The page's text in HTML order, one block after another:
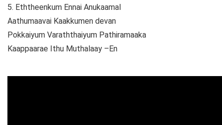
5. Eththeenkum Ennai Anukaamal
Aathumaavai Kaakkumen devan
Pokkaiyum Varaththaiyum Pathiramaaka
Kaappaarae Ithu Muthalaay –En